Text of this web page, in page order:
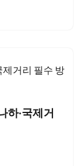
하·국제거